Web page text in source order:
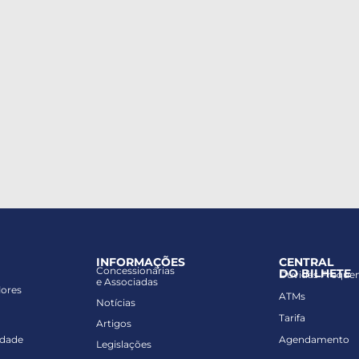
INFORMAÇÕES
Concessionárias
e Associadas
Notícias
Artigos
Legislações
CENTRAL
DO BILHETE
Dúvidas
ATMs
Tarifa
Agendamento